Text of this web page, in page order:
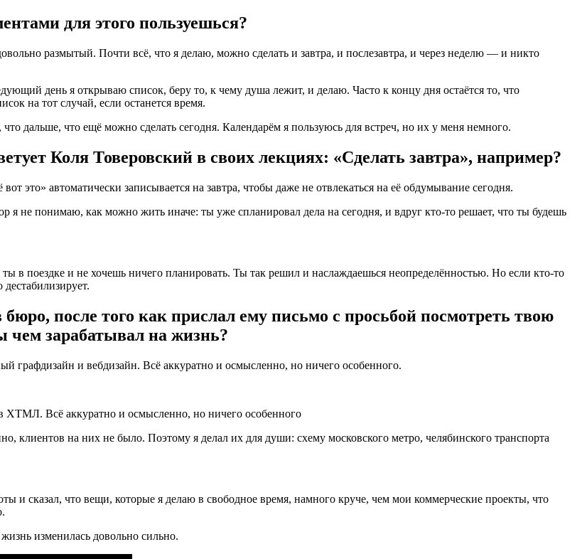
для этого пользуешься?
размытый. Почти всё, что я делаю, можно сделать и завтра, и послезавтра, и через неделю — и никто
день я открываю список, беру то, к чему душа лежит, и делаю. Часто к концу дня остаётся то, что
на тот случай, если останется время.
дальше, что ещё можно сделать сегодня. Календарём я пользуюсь для встреч, но их у меня немного.
Коля Товеровский в своих лекциях: «Сделать завтра», например?
это» автоматически записывается на завтра, чтобы даже не отвлекаться на её обдумывание сегодня.
я не понимаю, как можно жить иначе: ты уже спланировал дела на сегодня, и вдруг кто-то решает, что ты будешь
в поездке и не хочешь ничего планировать. Ты так решил и наслаждаешься неопределённостью. Но если кто-то
после того как прислал ему письмо с просьбой посмотреть твою
чем зарабатывал на жизнь?
и вебдизайн. Всё аккуратно и осмысленно, но ничего особенного.
ХТМЛ. Всё аккуратно и осмысленно, но ничего особенного
клиентов на них не было. Поэтому я делал их для души: схему московского метро, челябинского транспорта
и сказал, что вещи, которые я делаю в свободное время, намного круче, чем мои коммерческие проекты, что
изменилась довольно сильно.